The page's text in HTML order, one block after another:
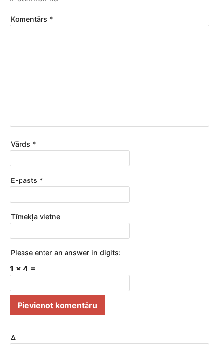
e
Komentārs *
Vārds *
E-pasts *
Tīmekļa vietne
Please enter an answer in digits:
1 × 4 =
Δ